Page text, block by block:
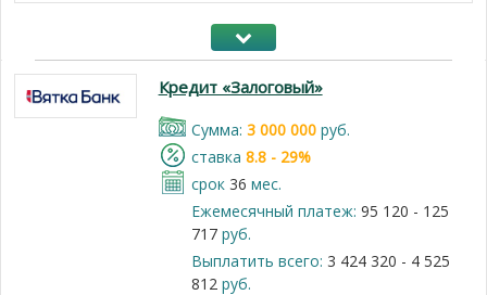
Кредит «Залоговый»
Cумма: 3 000 000руб.
cтавка 8.8 - 29%
срок 36 мес.
Ежемесячный платеж: 95 120 - 125
717руб.
Выплатить всего: 3 424 320 - 4 525
812руб.